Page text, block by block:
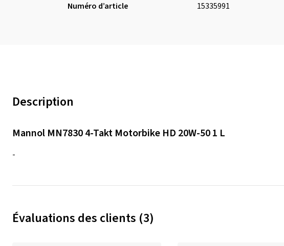
Numéro d’article
15335991
Description
Mannol MN7830 4-Takt Motorbike HD 20W-50 1 L
-
Évaluations des clients (3)